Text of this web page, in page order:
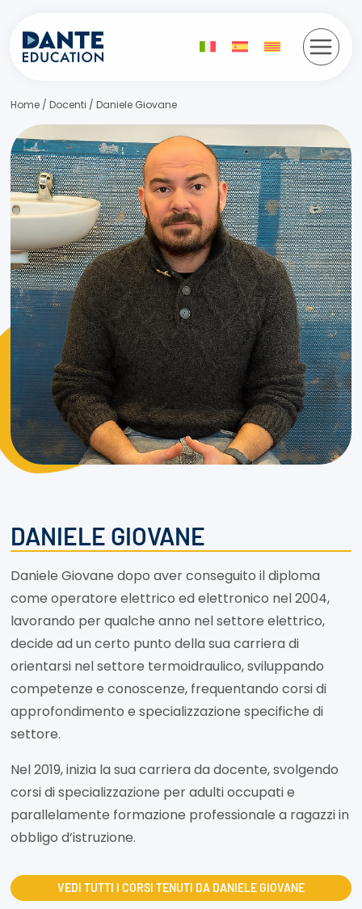
contenido
Home /Docenti /Daniele Giovane
DANIELE GIOVANE
Daniele Giovane dopo aver conseguito il diploma
come operatore elettrico ed elettronico nel 2004,
lavorando per qualche anno nel settore elettrico,
decide ad un certo punto della sua carriera di
orientarsi nel settore termoidraulico, sviluppando
competenze e conoscenze, frequentando corsi di
approfondimento e specializzazione specifiche di
settore.
Nel 2019, inizia la sua carriera da docente, svolgendo
corsi di specializzazione per adulti occupati e
parallelamente formazione professionale a ragazzi in
obbligo d’istruzione.
VEDI TUTTI I CORSI TENUTI DA DANIELE GIOVANE